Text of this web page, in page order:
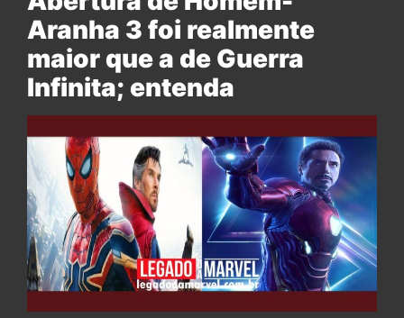
Aranha 3 foi realmente
maior que a de Guerra
Infinita; entenda